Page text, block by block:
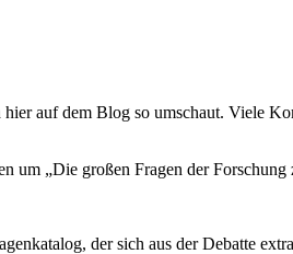
auf dem Blog so umschaut. Viele
um „Die großen Fragen der Forschung
der sich aus der Debatte